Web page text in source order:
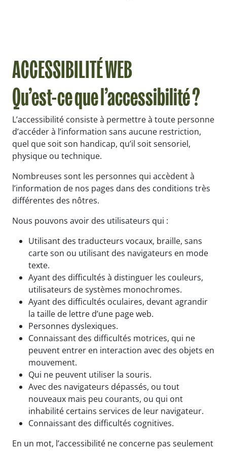
ACCESSIBILITÉ WEB
Qu’est-ce que l’accessibilité ?
L’accessibilité consiste à permettre à toute personne
d’accéder à l’information sans aucune restriction,
quel que soit son handicap, qu’il soit sensoriel,
physique ou technique.
Nombreuses sont les personnes qui accèdent à
l’information de nos pages dans des conditions très
différentes des nôtres.
Nous pouvons avoir des utilisateurs qui :
Utilisant des traducteurs vocaux, braille, sans
carte son ou utilisant des navigateurs en mode
texte.
Ayant des difficultés à distinguer les couleurs,
utilisateurs de systèmes monochromes.
Ayant des difficultés oculaires, devant agrandir
la taille de lettre d’une page web.
Personnes dyslexiques.
Connaissant des difficultés motrices, qui ne
peuvent entrer en interaction avec des objets en
mouvement.
Qui ne peuvent utiliser la souris.
Avec des navigateurs dépassés, ou tout
nouveaux mais peu courants, ou qui ont
inhabilité certains services de leur navigateur.
Connaissant des difficultés cognitives.
En un mot, l’accessibilité ne concerne pas seulement